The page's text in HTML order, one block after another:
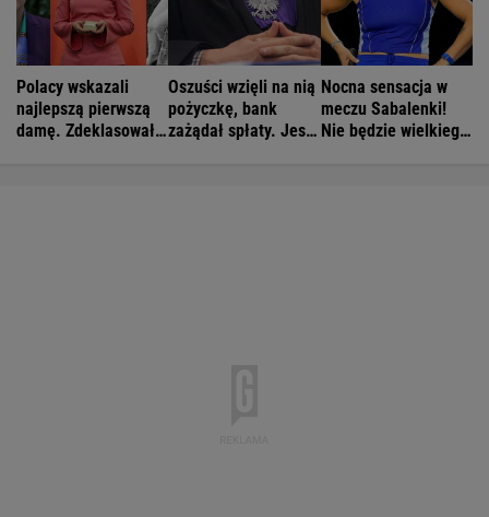
Polacy wskazali
najlepszą pierwszą
damę. Zdeklasowała
Oszuści wzięli na nią
pożyczkę, bank
zażądał spłaty. Jest
Nocna sensacja w
meczu Sabalenki!
Nie będzie wielkiego